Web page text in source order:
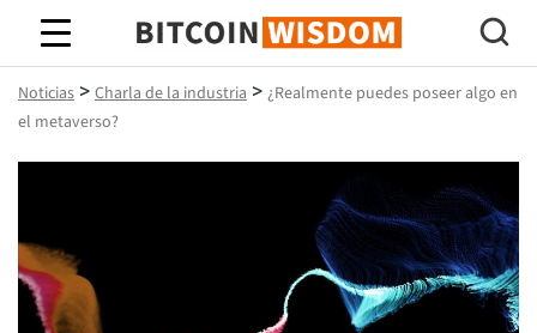
Sabiduría de Bitcoin
Noticias > Charla de la industria > ¿Realmente puedes poseer algo en
el metaverso?